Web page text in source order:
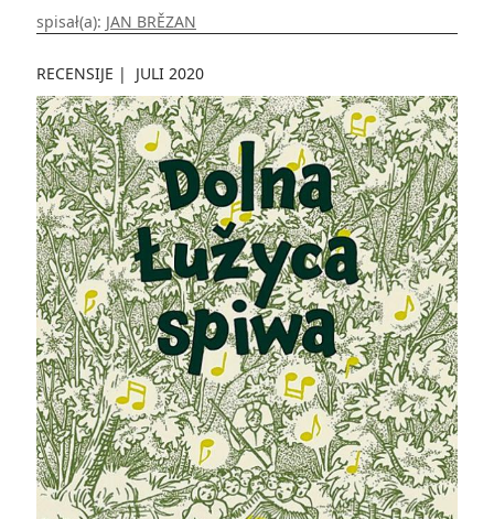
spisał(a): JAN BRĚZAN
RECENSIJE | JULI 2020